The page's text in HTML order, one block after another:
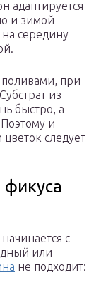
адаптируется
и зимой
середину
поливами, при
из
быстро, а
и
следует
с
или
не подходит: